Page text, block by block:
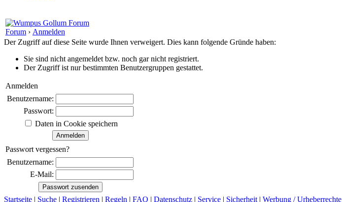
Forum › Anmelden
Der Zugriff auf diese Seite wurde Ihnen verweigert. Dies kann folgende Gründe haben:
Sie sind nicht angemeldet bzw. noch gar nicht registriert.
Der Zugriff ist nur bestimmten Benutzergruppen gestattet.
Anmelden
Benutzername:
Passwort:
Daten in Cookie speichern
Passwort vergessen?
Benutzername:
E-Mail:
Startseite | Suche | Registrieren | Regeln | FAQ | Datenschutz | Service | Sicherheit | Werbung / Urheberrechte